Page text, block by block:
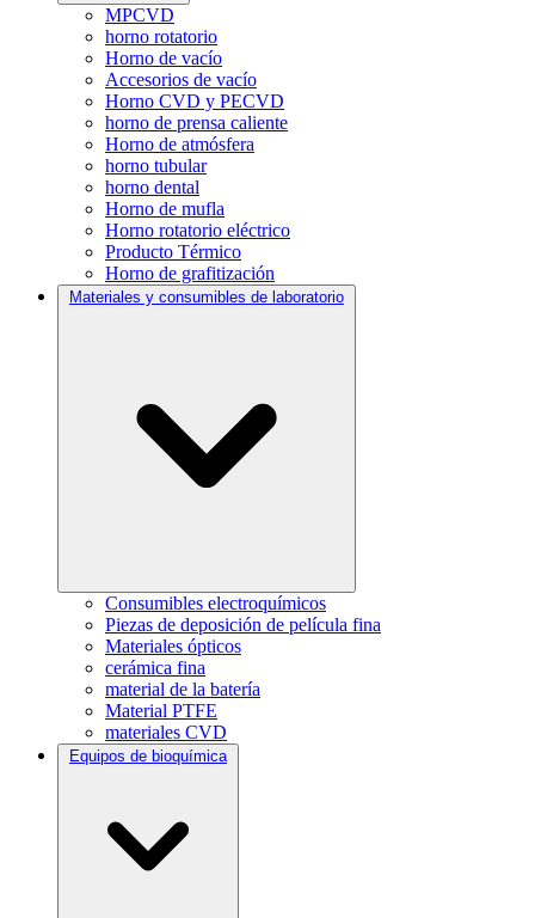
MPCVD
horno rotatorio
Horno de vacío
Accesorios de vacío
Horno CVD y PECVD
horno de prensa caliente
Horno de atmósfera
horno tubular
horno dental
Horno de mufla
Horno rotatorio eléctrico
Producto Térmico
Horno de grafitización
Materiales y consumibles de laboratorio
Consumibles electroquímicos
Piezas de deposición de película fina
Materiales ópticos
cerámica fina
material de la batería
Material PTFE
materiales CVD
Equipos de bioquímica